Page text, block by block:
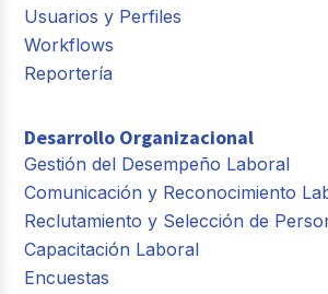
Usuarios y Perfiles
Workflows
Reportería
Desarrollo Organizacional
Gestión del Desempeño Laboral
Comunicación y Reconocimiento
Reclutamiento y Selección de
Capacitación Laboral
Encuestas